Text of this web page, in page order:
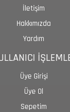
İletişim
Hakkımızda
Yardım
Üye Girişi
Üye Ol
Sepetim